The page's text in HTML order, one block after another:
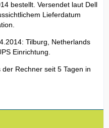
bestellt. Versendet laut Dell
Lieferdatum
Tilburg, Netherlands
Einrichtung.
Rechner seit 5 Tagen in